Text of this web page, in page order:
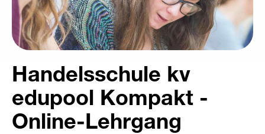
Handelsschule kv
edupool Kompakt -
Online-Lehrgang